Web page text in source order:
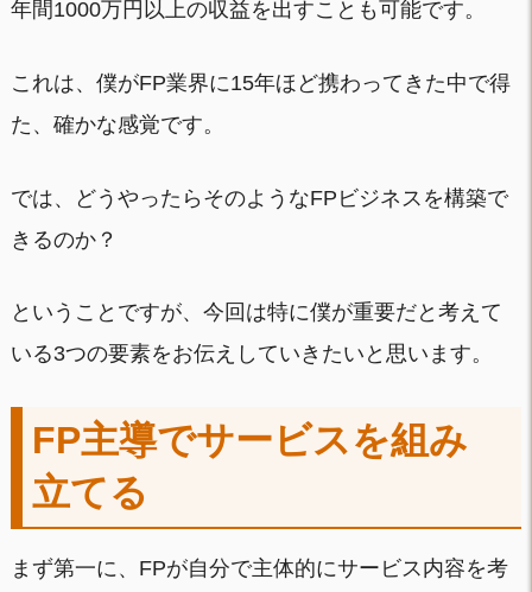
年間1000万円以上の収益を出すことも可能です。
これは、僕がFP業界に15年ほど携わってきた中で得
た、確かな感覚です。
では、どうやったらそのようなFPビジネスを構築で
きるのか？
ということですが、今回は特に僕が重要だと考えて
いる3つの要素をお伝えしていきたいと思います。
FP主導でサービスを組み
立てる
まず第一に、FPが自分で主体的にサービス内容を考